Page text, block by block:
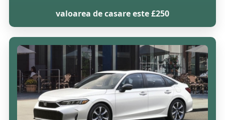
valoarea de casare este £250